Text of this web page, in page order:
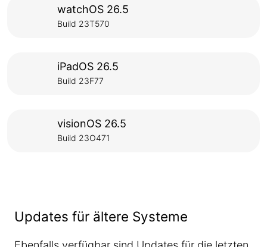
watchOS 26.5
Build 23T570
iPadOS 26.5
Build 23F77
visionOS 26.5
Build 23O471
Updates für ältere Systeme